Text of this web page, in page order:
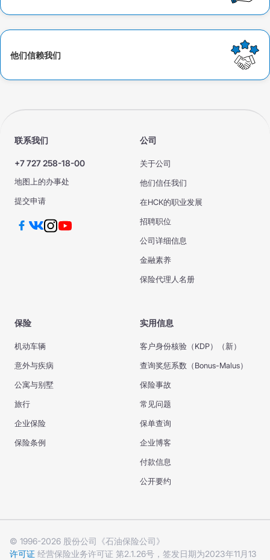
他们信赖我们
联系我们
+7 727 258-18-00
地图上的办事处
提交申请
公司
关于公司
他们信任我们
在НСК的职业发展
招聘职位
公司详细信息
金融素养
保险代理人名册
保险
机动车辆
意外与疾病
公寓与别墅
旅行
企业保险
保险条例
实用信息
客户身份核验（KDP）（新）
查询奖惩系数（Bonus-Malus）
保险事故
常见问题
保单查询
企业博客
付款信息
公开要约
© 1996-2026 股份公司《石油保险公司》
许可证 经营保险业务许可证 第2.1.26号，签发日期为2023年11月13